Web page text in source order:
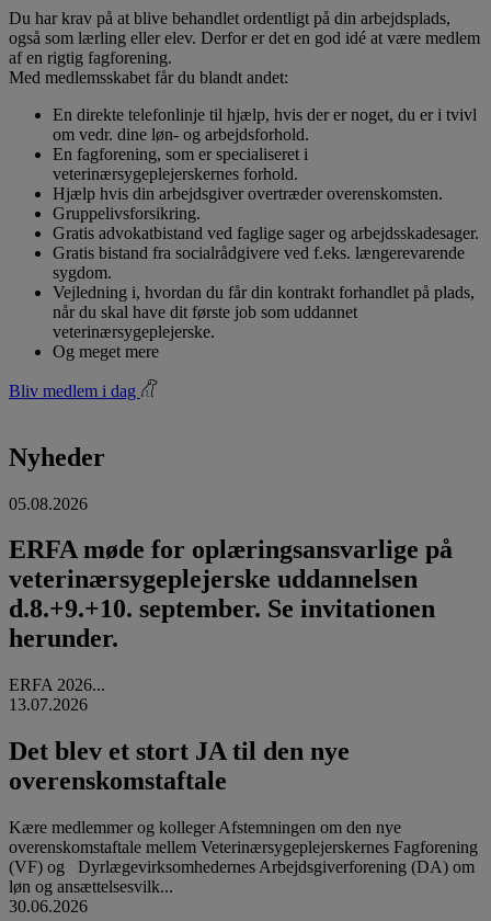
Du har krav på at blive behandlet ordentligt på din arbejdsplads,
også som lærling eller elev. Derfor er det en god idé at være medlem
af en rigtig fagforening.
Med medlemsskabet får du blandt andet:
En direkte telefonlinje til hjælp, hvis der er noget, du er i tvivl
om vedr. dine løn- og arbejdsforhold.
En fagforening, som er specialiseret i
veterinærsygeplejerskernes forhold.
Hjælp hvis din arbejdsgiver overtræder overenskomsten.
Gruppelivsforsikring.
Gratis advokatbistand ved faglige sager og arbejdsskadesager.
Gratis bistand fra socialrådgivere ved f.eks. længerevarende
sygdom.
Vejledning i, hvordan du får din kontrakt forhandlet på plads,
når du skal have dit første job som uddannet
veterinærsygeplejerske.
Og meget mere
Bliv medlem i dag
Nyheder
05.08.2026
ERFA møde for oplæringsansvarlige på
veterinærsygeplejerske uddannelsen
d.8.+9.+10. september. Se invitationen
herunder.
ERFA 2026...
13.07.2026
Det blev et stort JA til den nye
overenskomstaftale
Kære medlemmer og kolleger Afstemningen om den nye
overenskomstaftale mellem Veterinærsygeplejerskernes Fagforening
(VF) og Dyrlægevirksomhedernes Arbejdsgiverforening (DA) om
løn og ansættelsesvilk...
30.06.2026